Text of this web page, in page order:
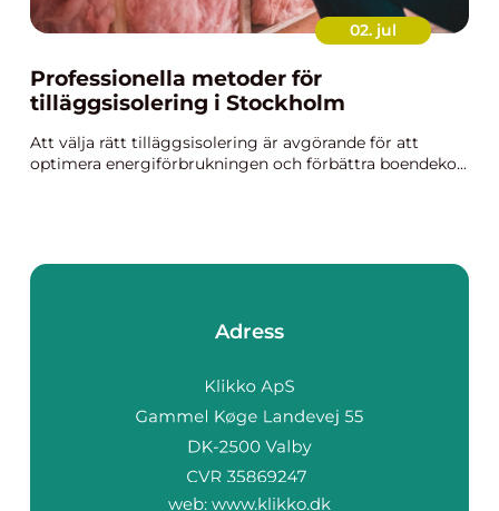
02. jul
Professionella metoder för
tilläggsisolering i Stockholm
Att välja rätt tilläggsisolering är avgörande för att
optimera energiförbrukningen och förbättra boendeko...
Adress
web: www.klikko.dk